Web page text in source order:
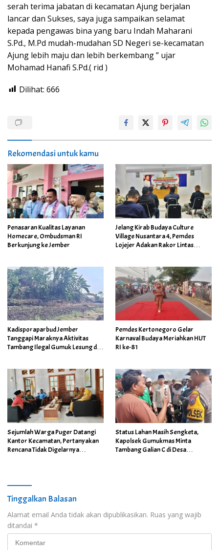
serah terima jabatan di kecamatan Ajung berjalan
lancar dan Sukses, saya juga sampaikan selamat
kepada pengawas bina yang baru Indah Maharani
S.Pd., M.Pd mudah-mudahan SD Negeri se-kecamatan
Ajung lebih maju dan lebih berkembang ” ujar
Mohamad Hanafi S.Pd.( rid )
Dilihat: 666
Rekomendasi untuk kamu
Penasaran Kualitas Layanan
Homecare, Ombudsman RI
Berkunjung ke Jember
Jelang Kirab Budaya Culture
Village Nusantara 4, Pemdes
Lojejer Adakan Rakor Lintas
Kadisporaparbud Jember
Tanggapi Maraknya Aktivitas
Tambang Ilegal Gumuk Lesung di
Pemdes Kertonegoro Gelar
Karnaval Budaya Meriahkan HUT
RI ke-81
Sejumlah Warga Puger Datangi
Kantor Kecamatan, Pertanyakan
Rencana Tidak Digelarnya
Status Lahan Masih Sengketa,
Kapolsek Gumukmas Minta
Tambang Galian C di Desa
Tinggalkan Balasan
Alamat email Anda tidak akan dipublikasikan. Ruas yang wajib
ditandai *